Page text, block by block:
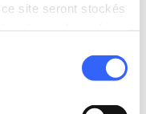
site seront stockés